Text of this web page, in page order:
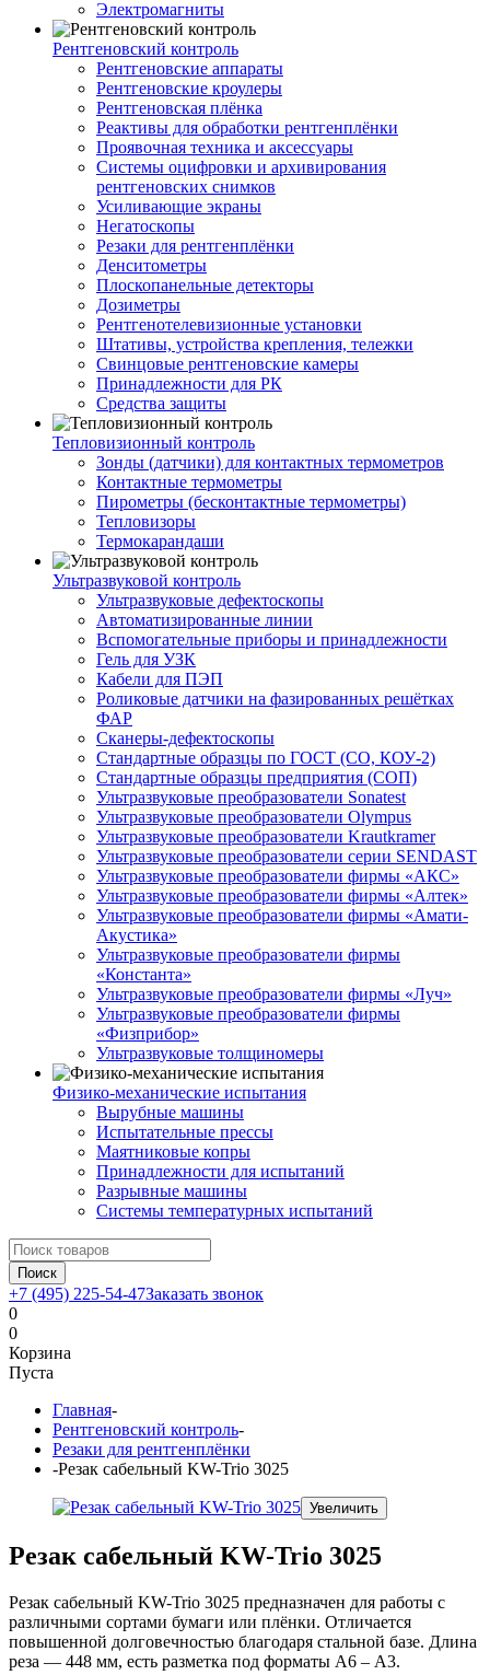
Электромагниты
Рентгеновский контроль
Рентгеновские аппараты
Рентгеновские кроулеры
Рентгеновская плёнка
Реактивы для обработки рентгенплёнки
Проявочная техника и аксессуары
Системы оцифровки и архивирования
рентгеновских снимков
Усиливающие экраны
Негатоскопы
Резаки для рентгенплёнки
Денситометры
Плоскопанельные детекторы
Дозиметры
Рентгенотелевизионные установки
Штативы, устройства крепления, тележки
Свинцовые рентгеновские камеры
Принадлежности для РК
Средства защиты
Тепловизионный контроль
Зонды (датчики) для контактных термометров
Контактные термометры
Пирометры (бесконтактные термометры)
Тепловизоры
Термокарандаши
Ультразвуковой контроль
Ультразвуковые дефектоскопы
Автоматизированные линии
Вспомогательные приборы и принадлежности
Гель для УЗК
Кабели для ПЭП
Роликовые датчики на фазированных решётках
ФАР
Сканеры-дефектоскопы
Стандартные образцы по ГОСТ (СО, КОУ-2)
Стандартные образцы предприятия (СОП)
Ультразвуковые преобразователи Sonatest
Ультразвуковые преобразователи Olympus
Ультразвуковые преобразователи Krautkramer
Ультразвуковые преобразователи серии SENDAST
Ультразвуковые преобразователи фирмы «АКС»
Ультразвуковые преобразователи фирмы «Алтек»
Ультразвуковые преобразователи фирмы «Амати-
Акустика»
Ультразвуковые преобразователи фирмы
«Константа»
Ультразвуковые преобразователи фирмы «Луч»
Ультразвуковые преобразователи фирмы
«Физприбор»
Ультразвуковые толщиномеры
Физико-механические испытания
Вырубные машины
Испытательные прессы
Маятниковые копры
Принадлежности для испытаний
Разрывные машины
Системы температурных испытаний
Поиск
+7 (495) 225-54-47Заказать звонок
0
0
Корзина
Пуста
Главная-
Рентгеновский контроль-
Резаки для рентгенплёнки
-Резак сабельный KW-Trio 3025
Увеличить
Резак сабельный KW-Trio 3025
Резак сабельный KW-Trio 3025 предназначен для работы с
различными сортами бумаги или плёнки. Отличается
повышенной долговечностью благодаря стальной базе. Длина
реза — 448 мм, есть разметка под форматы А6 – А3.